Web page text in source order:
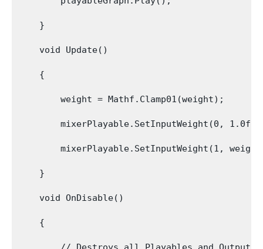
    }
    void Update()
    {
        weight = Mathf.Clamp01(weight);
mixerPlayable.SetInputWeight(0, 1.0f-
mixerPlayable.SetInputWeight(1,
    }
    void OnDisable()
    {